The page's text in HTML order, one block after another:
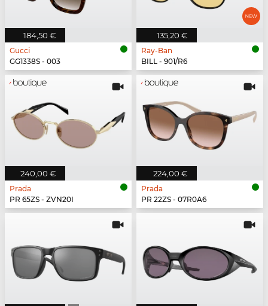
184,50 €
Gucci
GG1338S - 003
135,20 €
Ray-Ban
BILL - 901/R6
240,00 €
Prada
PR 65ZS - ZVN20I
224,00 €
Prada
PR 22ZS - 07R0A6